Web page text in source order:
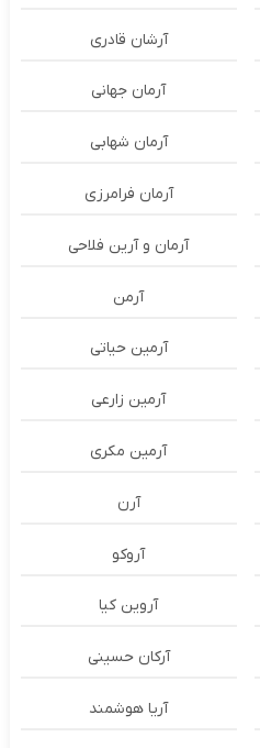
آرشان قادری
آرمان جهانی
آرمان شهابی
آرمان فرامرزی
آرمان و آرین فلاحی
آرمن
آرمین حیاتی
آرمین زارعی
آرمین مکری
آرن
آروکو
آروین کیا
آرکان حسینی
آریا هوشمند